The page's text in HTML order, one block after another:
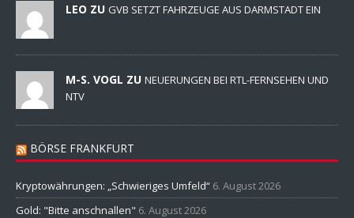
LEO ZU GVB SETZT FAHRZEUGE AUS DARMSTADT EIN
M-S. VOGL ZU NEUERUNGEN BEI RTL-FERNSEHEN UND
NTV
BÖRSE FRANKFURT
Kryptowährungen: „Schwieriges Umfeld“ 6. August 2026
Gold: "Bitte anschnallen" 6. August 2026